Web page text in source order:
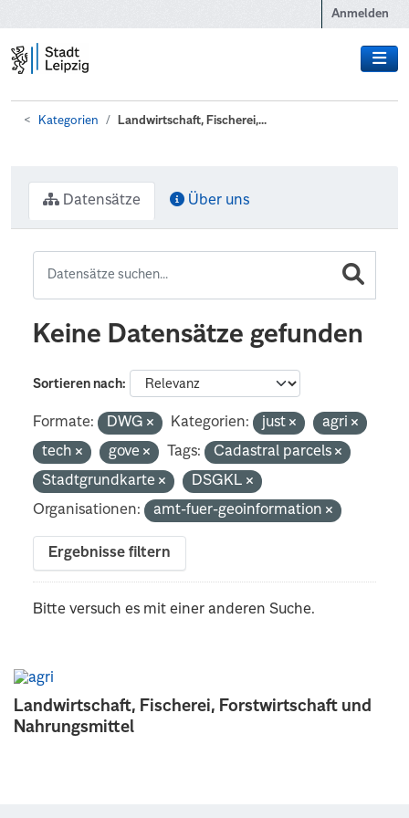
Anmelden
Kategorien Landwirtschaft, Fischerei,...
Landwirtschaft, Fischerei, Forstwirtschaft und
Nahrungsmittel
Datensätze Über uns
Keine Datensätze gefunden
Sortieren nach
Formate: DWG Kategorien: just
agri
tech
gove Tags:
Cadastral parcels
Stadtgrundkarte
DSGKL
Organisationen:
amt-fuer-geoinformation
Ergebnisse filtern
Bitte versuch es mit einer anderen Suche.